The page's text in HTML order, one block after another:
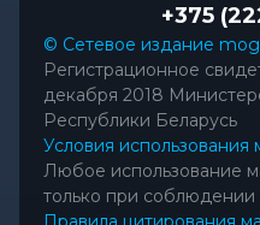
+375
© Сетевое издание
Регистрационное
декабря 2018
Республики Беларусь
Условия использования
Любое использование
только при соблюдении